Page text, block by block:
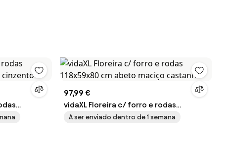
cinzento
97,99 €
vidaXL Floreira c/ forro e rodas
118x59x80 cm abeto maciço castanho
A ser enviado dentro de 1 semana